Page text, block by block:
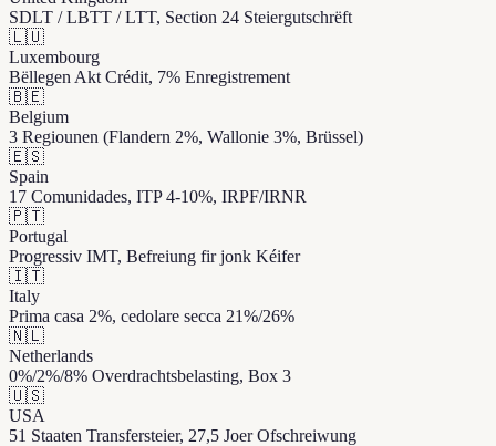
SDLT / LBTT / LTT, Section 24 Steiergutschrëft
🇱🇺
Luxembourg
Bëllegen Akt Crédit, 7% Enregistrement
🇧🇪
Belgium
3 Regiounen (Flandern 2%, Wallonie 3%, Brüssel)
🇪🇸
Spain
17 Comunidades, ITP 4-10%, IRPF/IRNR
🇵🇹
Portugal
Progressiv IMT, Befreiung fir jonk Kéifer
🇮🇹
Italy
Prima casa 2%, cedolare secca 21%/26%
🇳🇱
Netherlands
0%/2%/8% Overdrachtsbelasting, Box 3
🇺🇸
USA
51 Staaten Transfersteier, 27,5 Joer Ofschreiwung